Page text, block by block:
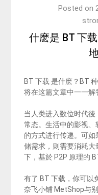
什麽是 BT 下
Posted on
BT 下载 是什麽？BT
将在这篇文章中一一解
当人类进入数位时代
常态。生活中的影视
的方式进行传递。可
储需求，则需要消耗
下，基於 P2P 原理的
有了 BT 下载，你可以
奈飞小铺 MetShop与